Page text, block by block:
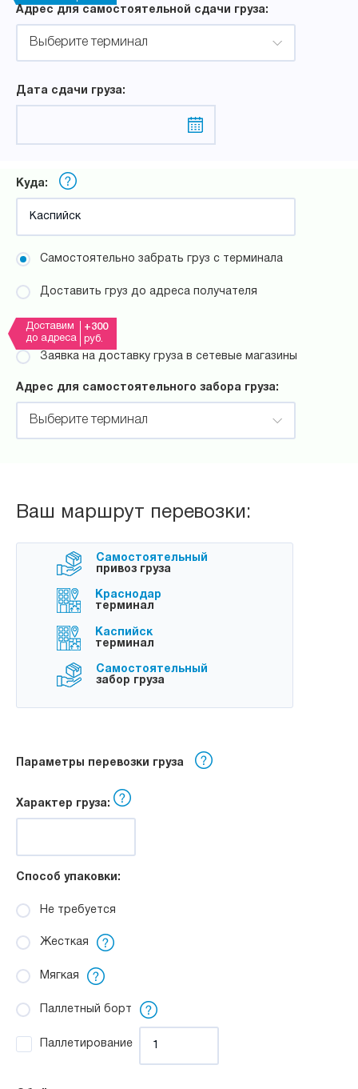
Адрес для самостоятельной сдачи груза:
Выберите терминал
Дата сдачи груза:
Куда:
Самостоятельно забрать груз с терминала
Доставить груз до адреса получателя
Доставим
до адреса
+300
руб.
Заявка на доставку груза в сетевые магазины
Адрес для самостоятельного забора груза:
Выберите терминал
Ваш маршрут перевозки:
Самостоятельный
привоз груза
Краснодар
терминал
Каспийск
терминал
Самостоятельный
забор груза
Параметры перевозки груза
Характер груза:
Способ упаковки:
Не требуется
Жесткая
Мягкая
Паллетный борт
Паллетирование